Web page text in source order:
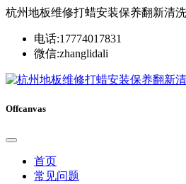
杭州地板维修打蜡安装保养翻新清
电话:17774017831
微信:zhanglidali
Offcanvas
首页
常见问题